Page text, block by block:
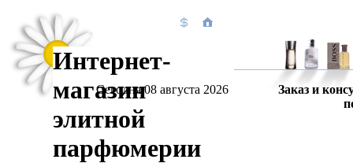
Интернет-
магазин
элитной
парфюмерии
Сегодня 08 августа 2026
Заказ и